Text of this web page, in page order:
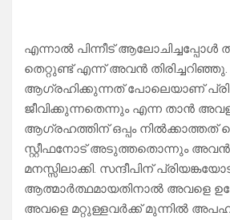
എന്നാൽ പിന്നീട് ആലോചിച്ചപ്പോൾ
തെറ്റുണ്ട് എന്ന് അവൻ
ആഗ്രഹിക്കുന്നത് പോലെയാണ്
ജീവിക്കുന്നതെന്നും എന്ന താൻ
ആഗ്രഹത്തിന് ഒപ്പം നിൽക്കാത്തത്
സ്റ്റീഫനോട് അടുത്തതൊന്നും
മനസ്സിലാക്കി. സന്ദീപിന്
ആത്മാർത്ഥമായതിനാൽ അവളെ
അവളെ മറ്റുള്ളവർക്ക് മുന്നിൽ